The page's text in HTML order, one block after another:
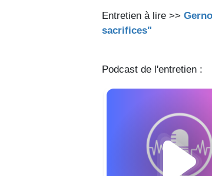
Entretien à lire >>
sacrifices"
Podcast de l'entretien :